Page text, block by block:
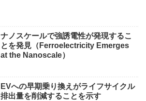
ナノスケールで強誘電性が発現するこ
とを発見（Ferroelectricity Emerges
at the Nanoscale）
EVへの早期乗り換えがライフサイクル
排出量を削減することを示す